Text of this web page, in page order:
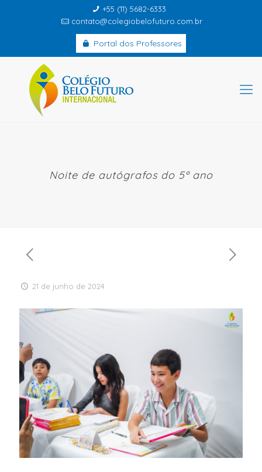
+55 (11) 5682-6333
contato@colegiobelofuturo.com.br
Portal dos Professores
Noite de autógrafos do 5º ano
21 de junho de 2024